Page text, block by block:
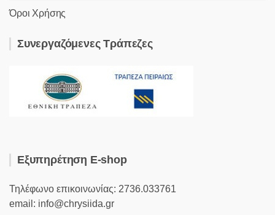
Όροι Χρήσης
Συνεργαζόμενες Τράπεζες
Εξυπηρέτηση E-shop
Τηλέφωνο επικοινωνίας: 2736.033761
email: info@chrysiida.gr